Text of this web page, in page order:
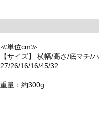
≪単位cm≫
【サイズ】 横幅/高さ/底マチ/
27/26/16/16/45/32
重量：約300g